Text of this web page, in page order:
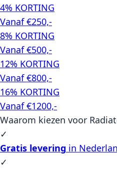
4% KORTING
Vanaf €250,-
8% KORTING
Vanaf €500,-
12% KORTING
Vanaf €800,-
16% KORTING
Vanaf €1200,-
Waarom kiezen voor
✓
Gratis levering in
✓